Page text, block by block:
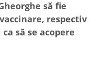
să fie
respectiv
să se acopere